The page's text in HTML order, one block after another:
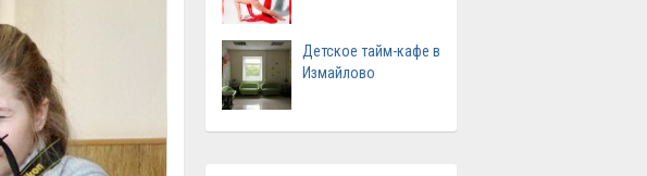
Детское тайм-кафе в
Измайлово